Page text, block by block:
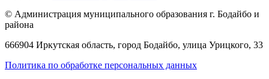
© Администрация муниципального образования г. Бодайбо и
района
666904 Иркутская область, город Бодайбо, улица Урицкого, 33
Политика по обработке персональных данных